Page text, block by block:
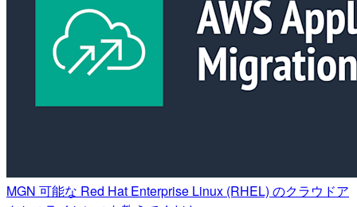
MGN 可能な Red Hat Enterprise Linux (RHEL) のクラウドア